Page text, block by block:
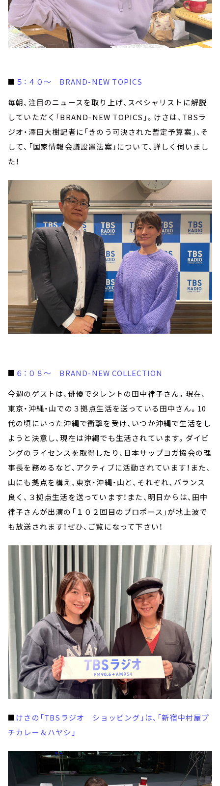
■ ５：４０～ BRAND-NEW TOPICS
毎朝、注目のニュースを取り上げ、スペシャリストに解説
していただく「BRAND-NEW TOPICS」。けさは、TBSラ
ジオ・澤田大樹記者に「きのう可決された暫定予算案」、そ
して、「国家情報会議設置法案」について、詳しく伺いまし
た！
■ ６：０８～ BRAND-NEW COLLECTION
今週のゲストは、俳優でタレントの田中律子さん。現在、
東京・沖縄・山での３拠点生活を送っている田中さん。10
代の頃にいった沖縄で衝撃を受け、いつか沖縄で生活をし
ようと決意し、現在は沖縄でも生活されています。ダイビ
ングのライセンスを取得したり、日本サップヨガ協会の理
事長を務めるなど、アクティブに活動されています！また、
山にも拠点を構え、東京・沖縄・山と、それぞれ、バランス
良く、３拠点生活を送っています！また、明日からは、田中
律子さんが出演の「１０２回目のプロポース」が地上波で
も放送されます！ぜひ、ご覧になって下さい！
■ けさの「TBSラジオ ショッピング」は、「新宿中村屋プ
チカレー＆ハヤシ」